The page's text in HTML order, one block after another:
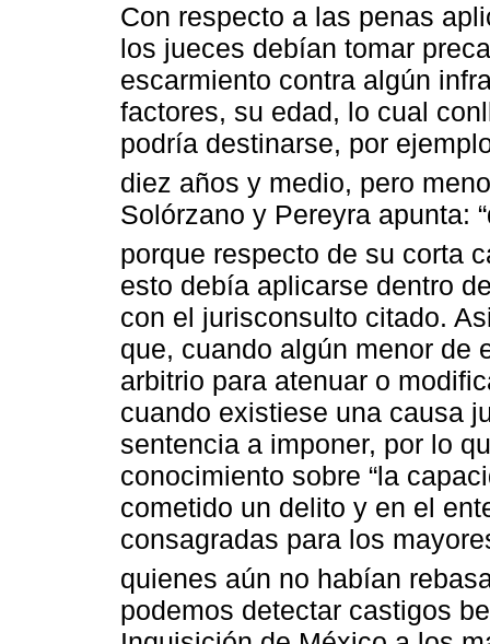
Con respecto a las penas
los jueces debían tomar
escarmiento contra algún
factores, su edad, lo cual
podría destinarse, por
diez años y medio, pero
Solórzano y Pereyra apunta:
porque respecto de su corta
esto debía aplicarse dentro
con el jurisconsulto citado.
que, cuando algún menor de
arbitrio para atenuar o
cuando existiese una causa
sentencia a imponer, por lo
conocimiento sobre “la
cometido un delito y en el
consagradas para los
quienes aún no habían
podemos detectar castigos